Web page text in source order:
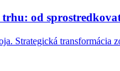
od
Strategická transformácia